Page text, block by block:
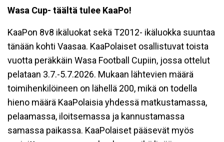
Wasa Cup- täältä tulee KaaPo!
KaaPon 8v8 ikäluokat sekä T2012- ikäluokka suuntaa
tänään kohti Vaasaa. KaaPolaiset osallistuvat toista
vuotta peräkkäin Wasa Football Cupiin, jossa ottelut
pelataan 3.7.-5.7.2026. Mukaan lähtevien määrä
toimihenkilöineen on lähellä 200, mikä on todella
hieno määrä KaaPolaisia yhdessä matkustamassa,
pelaamassa, iloitsemassa ja kannustamassa
samassa paikassa. KaaPolaiset pääsevät myös